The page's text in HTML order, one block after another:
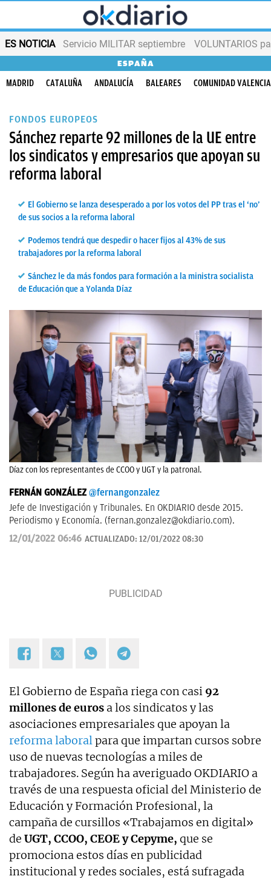
ES NOTICIA Servicio MILITAR septiembre VOLUNTARIOS
ESPAÑA
MADRID CATALUÑA ANDALUCÍA BALEARES COMUNIDAD
FONDOS EUROPEOS
Sánchez reparte 92 millones de la UE entre
los sindicatos y empresarios que apoyan su
reforma laboral
El Gobierno se lanza desesperado a por los votos del PP tras el ‘no’
de sus socios a la reforma laboral
Podemos tendrá que despedir o hacer fijos al 43% de sus
trabajadores por la reforma laboral
Sánchez le da más fondos para formación a la ministra socialista
de Educación que a Yolanda Díaz
Díaz con los representantes de CCOO y UGT y la patronal.
FERNÁN GONZÁLEZ @fernangonzalez
Jefe de Investigación y Tribunales. En OKDIARIO desde 2015.
Periodismo y Economía. (fernan.gonzalez@okdiario.com).
12/01/2022 06:46 ACTUALIZADO: 12/01/2022 08:30
El Gobierno de España riega con casi 92
millones de euros a los sindicatos y las
asociaciones empresariales que apoyan la
reforma laboralpara que impartan cursos sobre
uso de nuevas tecnologías a miles de
trabajadores. Según ha averiguado OKDIARIO a
través de una respuesta oficial del Ministerio de
Educación y Formación Profesional, la
campaña de cursillos «Trabajamos en digital»
de UGT, CCOO, CEOE yCepyme, que se
promociona estos días en publicidad
institucional y redes sociales, está sufragada